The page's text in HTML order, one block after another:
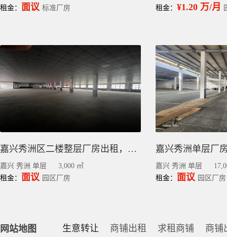
租金： 面议 标准厂房
租金： ¥1.20 万/月
嘉兴秀洲区二楼整层厂房出租，3000平，层高6.6米，承重1吨
嘉兴 秀洲 单层
3,000 ㎡
租金： 面议 园区厂房
嘉兴 秀洲 单层
租金： 面议 园区厂房
网站地图 生意转让 商铺出租 求租商铺 商铺